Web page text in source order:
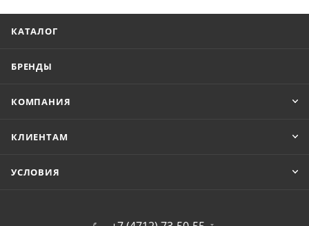
КАТАЛОГ
БРЕНДЫ
КОМПАНИЯ
КЛИЕНТАМ
УСЛОВИЯ